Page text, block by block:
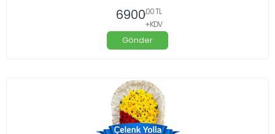
6900,00 TL
+KDV
Gönder